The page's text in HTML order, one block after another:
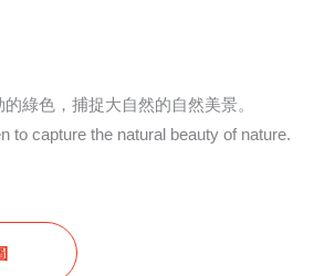
綠色，捕捉大自然的自然美景。
to capture the natural beauty of nature.